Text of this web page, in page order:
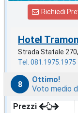
Richiedi
Hotel
Strada Statale 270,
Tel. 081.1975.1975
8
Ottimo!
Voto medio
Prezzi